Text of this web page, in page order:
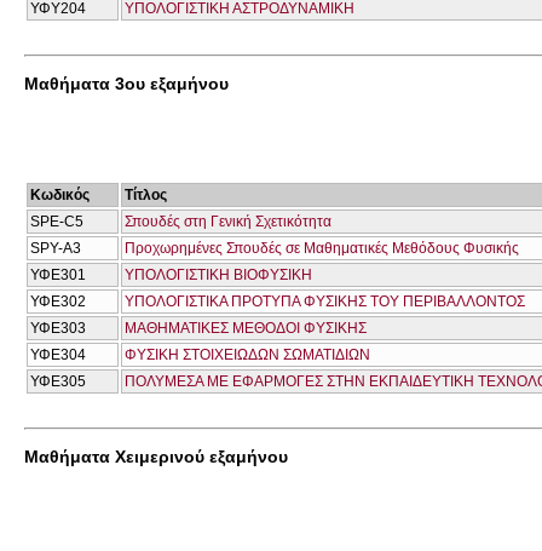
ΥΦΥ204
ΥΠΟΛΟΓΙΣΤΙΚΗ ΑΣΤΡΟΔΥΝΑΜΙΚΗ
Μαθήματα 3ου εξαμήνου
Κωδικός
Τίτλος
SPE-C5
Σπουδές στη Γενική Σχετικότητα
SPY-A3
Προχωρημένες Σπουδές σε Μαθηματικές Μεθόδους Φυσικής
ΥΦΕ301
ΥΠΟΛΟΓΙΣΤΙΚΗ ΒΙΟΦΥΣΙΚΗ
ΥΦΕ302
ΥΠΟΛΟΓΙΣΤΙΚΑ ΠΡΟΤΥΠΑ ΦΥΣΙΚΗΣ ΤΟΥ ΠΕΡΙΒΑΛΛΟΝΤΟΣ
ΥΦΕ303
ΜΑΘΗΜΑΤΙΚΕΣ ΜΕΘΟΔΟΙ ΦΥΣΙΚΗΣ
ΥΦΕ304
ΦΥΣΙΚΗ ΣΤΟΙΧΕΙΩΔΩΝ ΣΩΜΑΤΙΔΙΩΝ
ΥΦΕ305
ΠΟΛΥΜΕΣΑ ΜΕ ΕΦΑΡΜΟΓΕΣ ΣΤΗΝ ΕΚΠΑΙΔΕΥΤΙΚΗ
Μαθήματα Χειμερινού εξαμήνου